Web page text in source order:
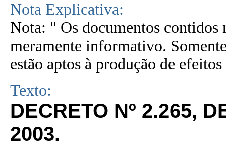
Nota Explicativa:
Nota: " Os documentos contidos
meramente informativo.
estão aptos à produção de
Texto:
DECRETO Nº 2.265,
2003.